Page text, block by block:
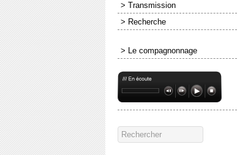
> Transmission
> Recherche
> Le compagnonnage